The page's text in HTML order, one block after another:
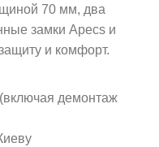
70 мм, два
замки Apecs и
и комфорт.
демонтаж